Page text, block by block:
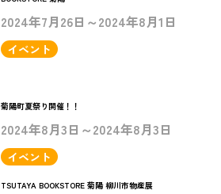
2024年7月26日～2024年8月1日
イベント
菊陽町夏祭り開催！！
2024年8月3日～2024年8月3日
イベント
TSUTAYA BOOKSTORE 菊陽 柳川市物産展